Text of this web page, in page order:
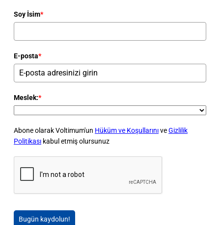
Soy İsim*
E-posta*
Meslek:*
Abone olarak Voltimum'un Hüküm ve KoşullarınıveGizlilik
Politikası kabul etmiş olursunuz
Bugün kaydolun!